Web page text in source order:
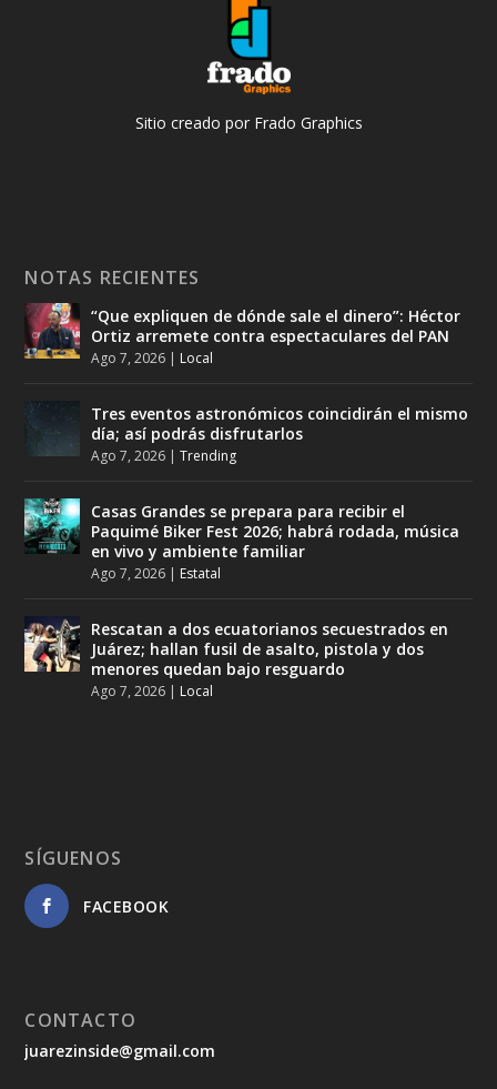
Sitio creado por Frado Graphics
NOTAS RECIENTES
“Que expliquen de dónde sale el dinero”: Héctor
Ortiz arremete contra espectaculares del PAN
Ago 7, 2026 | Local
Tres eventos astronómicos coincidirán el mismo
día; así podrás disfrutarlos
Ago 7, 2026 |Trending
Casas Grandes se prepara para recibir el
Paquimé Biker Fest 2026; habrá rodada, música
en vivo y ambiente familiar
Ago 7, 2026 | Estatal
Rescatan a dos ecuatorianos secuestrados en
Juárez; hallan fusil de asalto, pistola y dos
menores quedan bajo resguardo
Ago 7, 2026 | Local
SÍGUENOS
FACEBOOK
CONTACTO
juarezinside@gmail.com